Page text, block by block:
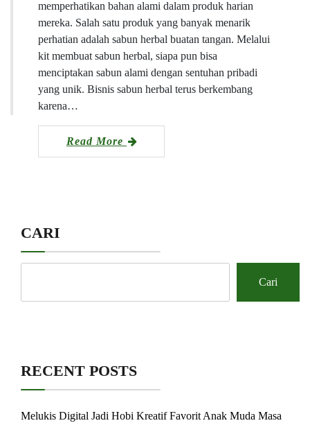
memperhatikan bahan alami dalam produk harian
mereka. Salah satu produk yang banyak menarik
perhatian adalah sabun herbal buatan tangan. Melalui
kit membuat sabun herbal, siapa pun bisa
menciptakan sabun alami dengan sentuhan pribadi
yang unik. Bisnis sabun herbal terus berkembang
karena…
Read More
CARI
Cari
RECENT POSTS
Melukis Digital Jadi Hobi Kreatif Favorit Anak Muda Masa